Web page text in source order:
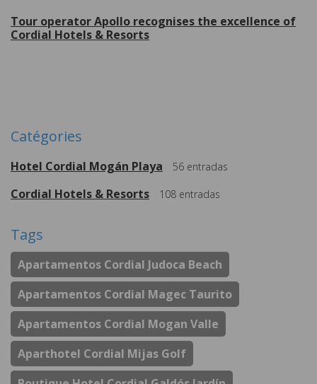
Tour operator Apollo recognises the excellence of
Cordial Hotels & Resorts
Catégories
Hotel Cordial Mogán Playa 56 entradas
Cordial Hotels & Resorts 108 entradas
Tags
Apartamentos Cordial Judoca Beach
Apartamentos Cordial Magec Taurito
Apartamentos Cordial Mogan Valle
Aparthotel Cordial Mijas Golf